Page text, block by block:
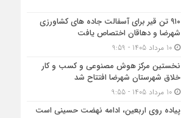
۹۱۰ تن قیر برای آسفالت جاده های کشاورزی
شهرضا و دهاقان اختصاص یافت
10 مرداد 1405 - 9:59
نخستین مرکز هوش مصنوعی و کسب‌ و کار
خلاق شهرستان شهرضا افتتاح شد
10 مرداد 1405 - 9:55
پیاده روی اربعین، ادامه نهضت حسینی است